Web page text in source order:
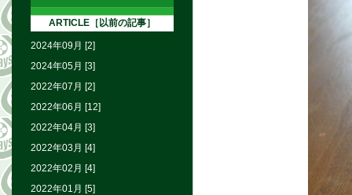
ARTICLE［以前の記事］
2024年09月 [2]
2024年05月 [3]
2022年07月 [2]
2022年06月 [12]
2022年04月 [3]
2022年03月 [4]
2022年02月 [4]
2022年01月 [5]